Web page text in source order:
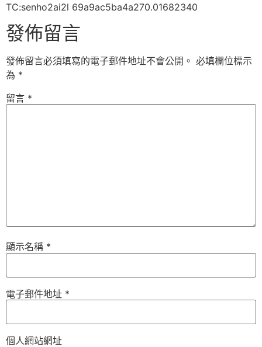
TC:senho2ai2l 69a9ac5ba4a270.01682340
發佈留言
發佈留言必須填寫的電子郵件地址不會公開。 必填欄位標示
為 *
留言 *
顯示名稱 *
電子郵件地址 *
個人網站網址